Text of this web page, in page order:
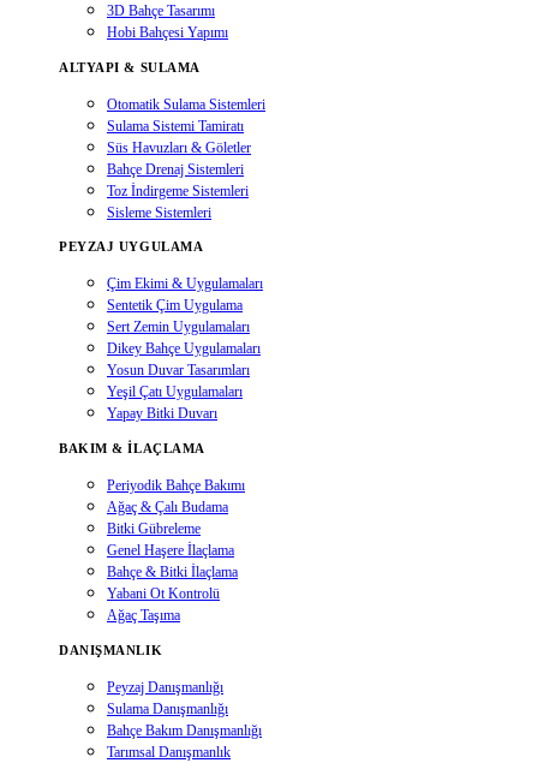
3D Bahçe Tasarımı
Hobi Bahçesi Yapımı
ALTYAPI & SULAMA
Otomatik Sulama Sistemleri
Sulama Sistemi Tamiratı
Süs Havuzları & Göletler
Bahçe Drenaj Sistemleri
Toz İndirgeme Sistemleri
Sisleme Sistemleri
PEYZAJ UYGULAMA
Çim Ekimi & Uygulamaları
Sentetik Çim Uygulama
Sert Zemin Uygulamaları
Dikey Bahçe Uygulamaları
Yosun Duvar Tasarımları
Yeşil Çatı Uygulamaları
Yapay Bitki Duvarı
BAKIM & İLAÇLAMA
Periyodik Bahçe Bakımı
Ağaç & Çalı Budama
Bitki Gübreleme
Genel Haşere İlaçlama
Bahçe & Bitki İlaçlama
Yabani Ot Kontrolü
Ağaç Taşıma
DANIŞMANLIK
Peyzaj Danışmanlığı
Sulama Danışmanlığı
Bahçe Bakım Danışmanlığı
Tarımsal Danışmanlık